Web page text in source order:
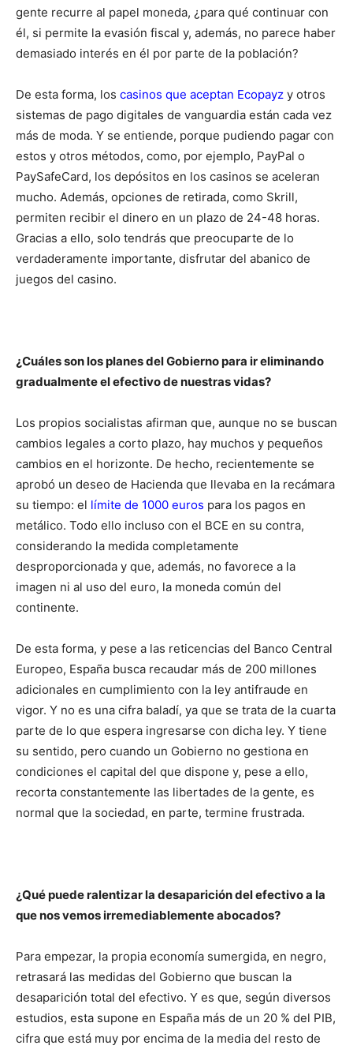
gente recurre al papel moneda, ¿para qué continuar con
él, si permite la evasión fiscal y, además, no parece haber
demasiado interés en él por parte de la población?
De esta forma, los casinos que aceptan Ecopayz y otros
sistemas de pago digitales de vanguardia están cada vez
más de moda. Y se entiende, porque pudiendo pagar con
estos y otros métodos, como, por ejemplo, PayPal o
PaySafeCard, los depósitos en los casinos se aceleran
mucho. Además, opciones de retirada, como Skrill,
permiten recibir el dinero en un plazo de 24-48 horas.
Gracias a ello, solo tendrás que preocuparte de lo
verdaderamente importante, disfrutar del abanico de
juegos del casino.
¿Cuáles son los planes del Gobierno para ir eliminando
gradualmente el efectivo de nuestras vidas?
Los propios socialistas afirman que, aunque no se buscan
cambios legales a corto plazo, hay muchos y pequeños
cambios en el horizonte. De hecho, recientemente se
aprobó un deseo de Hacienda que llevaba en la recámara
su tiempo: el límite de 1000 euros para los pagos en
metálico. Todo ello incluso con el BCE en su contra,
considerando la medida completamente
desproporcionada y que, además, no favorece a la
imagen ni al uso del euro, la moneda común del
continente.
De esta forma, y pese a las reticencias del Banco Central
Europeo, España busca recaudar más de 200 millones
adicionales en cumplimiento con la ley antifraude en
vigor. Y no es una cifra baladí, ya que se trata de la cuarta
parte de lo que espera ingresarse con dicha ley. Y tiene
su sentido, pero cuando un Gobierno no gestiona en
condiciones el capital del que dispone y, pese a ello,
recorta constantemente las libertades de la gente, es
normal que la sociedad, en parte, termine frustrada.
¿Qué puede ralentizar la desaparición del efectivo a la
que nos vemos irremediablemente abocados?
Para empezar, la propia economía sumergida, en negro,
retrasará las medidas del Gobierno que buscan la
desaparición total del efectivo. Y es que, según diversos
estudios, esta supone en España más de un 20 % del PIB,
cifra que está muy por encima de la media del resto de